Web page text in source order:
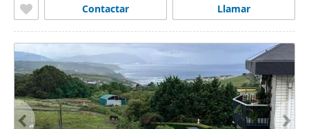
Llamar
Contactar